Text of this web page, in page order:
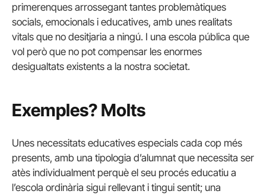
primerenques arrossegant tantes problemàtiques
socials, emocionals i educatives, amb unes realitats
vitals que no desitjaria a ningú. I una escola pública que
vol però que no pot compensar les enormes
desigualtats existents a la nostra societat.
Exemples? Molts
Unes necessitats educatives especials cada cop més
presents, amb una tipologia d’alumnat que necessita ser
atès individualment perquè el seu procés educatiu a
l’escola ordinària sigui rellevant i tingui sentit; una